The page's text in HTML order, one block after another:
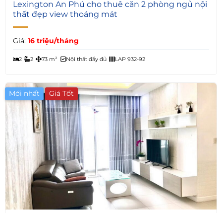
Lexington An Phú cho thuê căn 2 phòng ngủ nội
thất đẹp view thoáng mát
Giá: 16 triệu/tháng
2 2 73 m² Nội thất đầy đủ LAP 932-92
Mới nhất Giá Tốt